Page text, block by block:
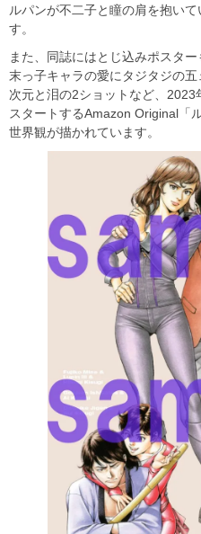
ルパンが不二子と瞳の肩を抱い
す。
また、同誌にはとじ込みポスタ
末っ子キャラの愛にタジタジの
次元と泪の2ショットなど、
スタートするAmazon Original「
世界観が描かれています。